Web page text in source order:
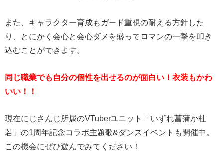
また、キャラクター育成もガード重視の耐える方針した
り、とにかく会心と会心ダメを盛ってロマンの一撃を叩き
込むことができます。
同じ職業でも自分の個性を出せるのが面白い！衣装もかわ
いい！！
現在にじさんじ所属のVTuberユニット「いずれ菖蒲か杜
若」の1周年記念コラボ主題歌&ダンスイベントも開催中。
この機会にぜひ遊んでみてください！